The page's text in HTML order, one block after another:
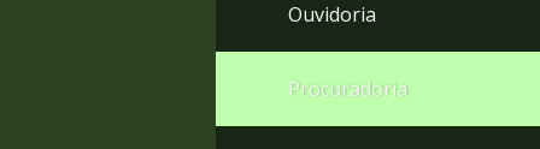
Ouvidoria
Procuradoria